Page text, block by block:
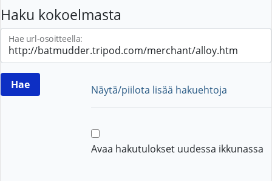
Haku kokoelmasta
Hae url-osoitteella:
Näytä/piilota lisää hakuehtoja
Avaa hakutulokset uudessa ikkunassa